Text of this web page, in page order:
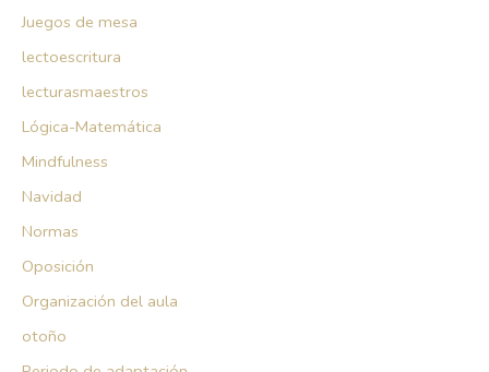
Juegos de mesa
lectoescritura
lecturasmaestros
Lógica-Matemática
Mindfulness
Navidad
Normas
Oposición
Organización del aula
otoño